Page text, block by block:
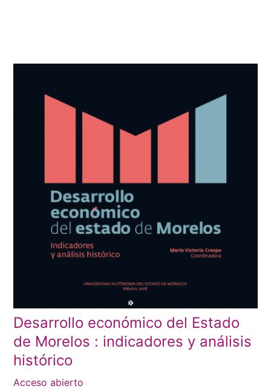
Desarrollo económico del Estado
de Morelos : indicadores y análisis
histórico
Acceso abierto